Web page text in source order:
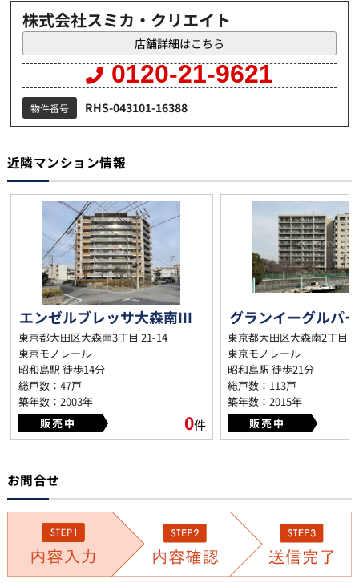
株式会社スミカ・クリエイト
店舗詳細はこちら
0120-21-9621
物件番号 RHS-043101-16388
近隣マンション情報
エンゼルブレッサ大森南III
東京都大田区大森南3丁目 21-14
東京モノレール
昭和島駅 徒歩14分
総戸数：47戸
築年数：2003年
販売中
0件
東京都大田区大森南2丁目
東京モノレール
昭和島駅 徒歩21分
総戸数：113戸
築年数：2015年
販売中
お問合せ